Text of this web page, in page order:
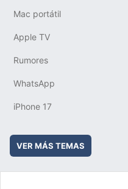
Mac portátil
Apple TV
Rumores
WhatsApp
iPhone 17
VER MÁS TEMAS